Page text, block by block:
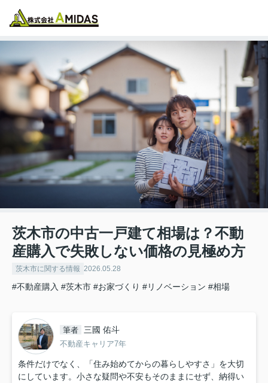
茨木市の中古一戸建て相場は？不動
産購入で失敗しない価格の見極め方
茨木市に関する情報 2026.05.28
#不動産購入 #茨木市 #お家づくり #リノベーション #相場
筆者 三國 佑斗
不動産キャリア7年
条件だけでなく、「住み始めてからの暮らしやすさ」を大切
にしています。小さな疑問や不安もそのままにせず、納得い